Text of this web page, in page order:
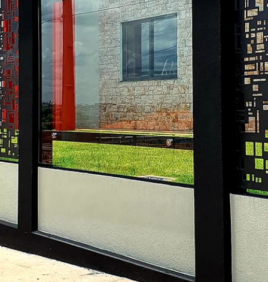
hsprecisao
10 de nov. de 2021
2 min de leitura
HS ENTREVISTA - ALF
A HS Metal Design convida nossos clientes a presenciarem a
mais completa amostra de arquitetura, design de interiores e...